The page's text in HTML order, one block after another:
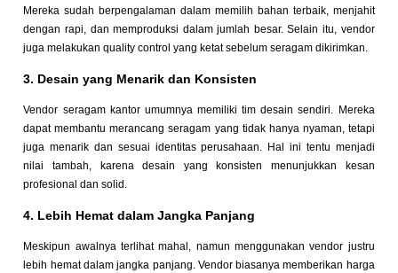
Mereka sudah berpengalaman dalam memilih bahan terbaik, menjahit
dengan rapi, dan memproduksi dalam jumlah besar. Selain itu, vendor
juga melakukan quality control yang ketat sebelum seragam dikirimkan.
3. Desain yang Menarik dan Konsisten
Vendor seragam kantor umumnya memiliki tim desain sendiri. Mereka
dapat membantu merancang seragam yang tidak hanya nyaman, tetapi
juga menarik dan sesuai identitas perusahaan. Hal ini tentu menjadi
nilai tambah, karena desain yang konsisten menunjukkan kesan
profesional dan solid.
4. Lebih Hemat dalam Jangka Panjang
Meskipun awalnya terlihat mahal, namun menggunakan vendor justru
lebih hemat dalam jangka panjang. Vendor biasanya memberikan harga